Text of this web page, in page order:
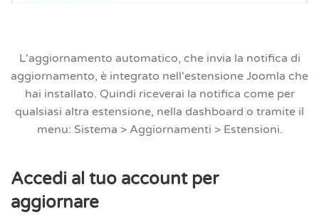
L'aggiornamento automatico, che invia la notifica di
aggiornamento, è integrato nell'estensione Joomla che
hai installato. Quindi riceverai la notifica come per
qualsiasi altra estensione, nella dashboard o tramite il
menu: Sistema > Aggiornamenti > Estensioni.
Accedi al tuo account per
aggiornare